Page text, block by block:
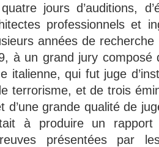
jours d’auditions,
professionnels et
années de
à un grand jury composé
italienne, qui fut juge
terrorisme, et de trois
d’une grande qualité de
à produire un
présentées par